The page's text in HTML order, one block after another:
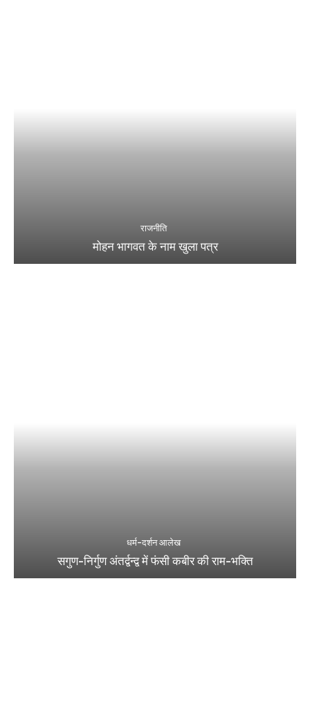
राजनीति
मोहन भागवत के नाम खुला पत्र
धर्म-दर्शन आलेख
सगुण-निर्गुण अंतर्द्वन्द्व में फंसी कबीर की राम-भक्ति